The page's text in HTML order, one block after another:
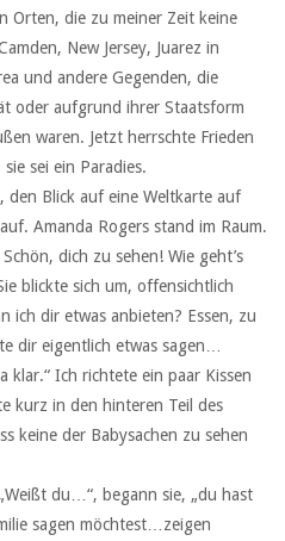
Orten, die zu meiner Zeit keine
New Jersey, Juarez in
und andere Gegenden, die
oder aufgrund ihrer Staatsform
waren. Jetzt herrschte Frieden
sei ein Paradies.
den Blick auf eine Weltkarte auf
Amanda Rogers stand im Raum.
dich zu sehen! Wie geht’s
blickte sich um, offensichtlich
ich dir etwas anbieten? Essen, zu
dir eigentlich etwas sagen…
klar.“ Ich richtete ein paar Kissen
kurz in den hinteren Teil des
keine der Babysachen zu sehen
du…“, begann sie, „du hast
sagen möchtest…zeigen